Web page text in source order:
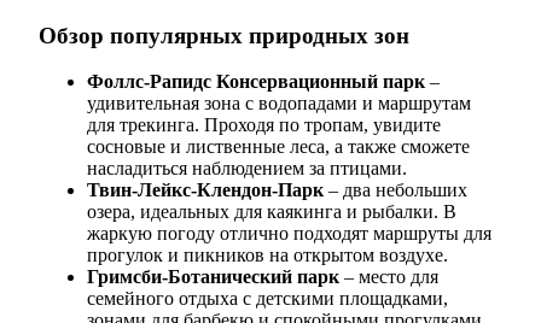
Обзор популярных природных зон
Фоллс-Рапидс Консервационный парк –
удивительная зона с водопадами и маршрутам
для трекинга. Проходя по тропам, увидите
сосновые и лиственные леса, а также сможете
насладиться наблюдением за птицами.
Твин-Лейкс-Клендон-Парк – два небольших
озера, идеальных для каякинга и рыбалки. В
жаркую погоду отлично подходят маршруты для
прогулок и пикников на открытом воздухе.
Гримсби-Ботанический парк – место для
семейного отдыха с детскими площадками,